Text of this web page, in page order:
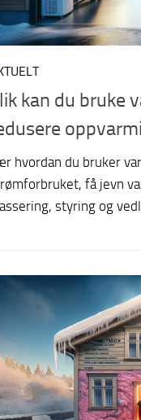
kan du bruke
hvordan du bruker
få jevn
styring og